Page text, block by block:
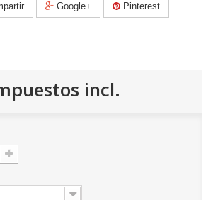
Google+ Pinterest
incl.